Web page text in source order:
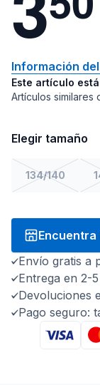
Información
Este artículo
Artículos similares
Elegir tamaño
134/140
Encuentra
Envío gratis a
Entrega en 2-
Devoluciones
Pago seguro: